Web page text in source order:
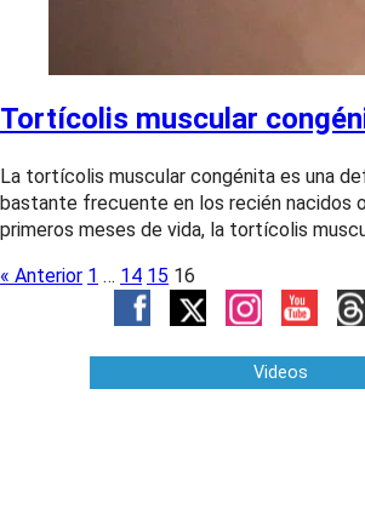
Tortícolis muscular
La tortícolis muscular congénita es una
bastante frecuente en los recién nacidos
primeros meses de vida, la tortícolis
« Anterior 1 … 14 15 16
Videos